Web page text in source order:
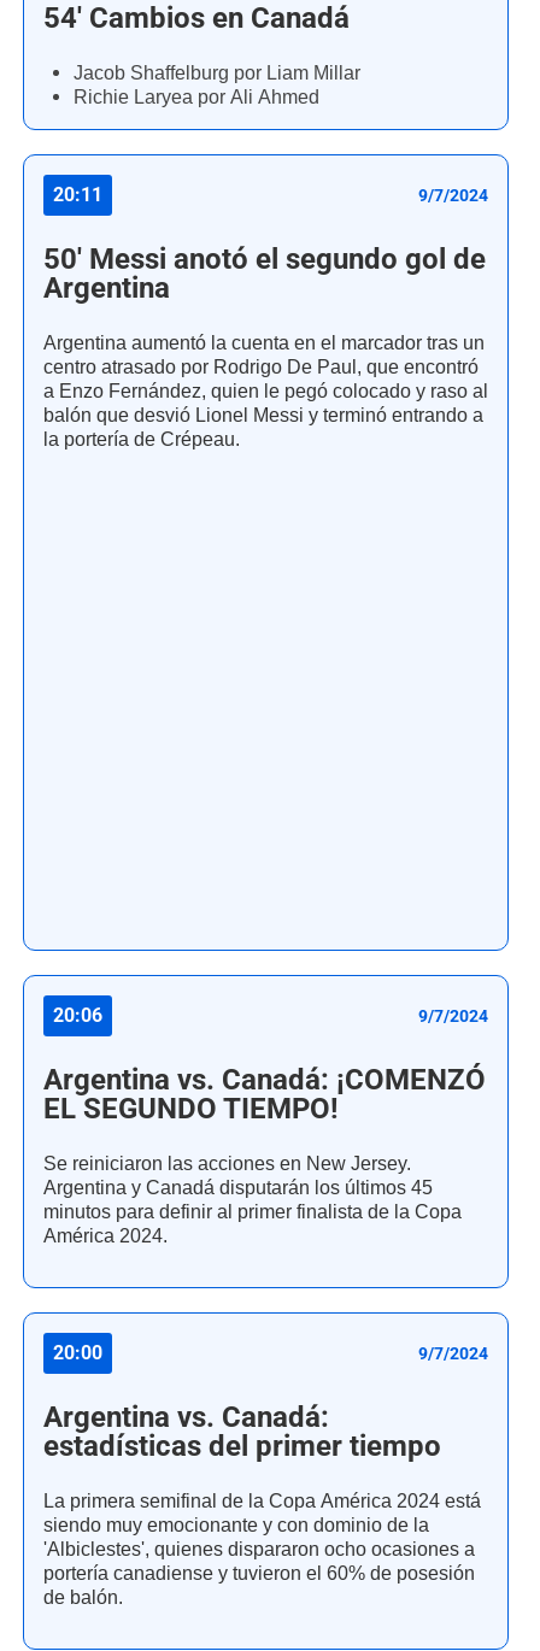
54' Cambios en Canadá
Jacob Shaffelburg por Liam Millar
Richie Laryea por Ali Ahmed
20:11 9/7/2024
50' Messi anotó el segundo gol de
Argentina
Argentina aumentó la cuenta en el marcador tras un
centro atrasado por Rodrigo De Paul, que encontró
a Enzo Fernández, quien le pegó colocado y raso al
balón que desvió Lionel Messi y terminó entrando a
la portería de Crépeau.
20:06 9/7/2024
Argentina vs. Canadá: ¡COMENZÓ
EL SEGUNDO TIEMPO!
Se reiniciaron las acciones en New Jersey.
Argentina y Canadá disputarán los últimos 45
minutos para definir al primer finalista de la Copa
América 2024.
20:00 9/7/2024
Argentina vs. Canadá:
estadísticas del primer tiempo
La primera semifinal de la Copa América 2024 está
siendo muy emocionante y con dominio de la
'Albiclestes', quienes dispararon ocho ocasiones a
portería canadiense y tuvieron el 60% de posesión
de balón.